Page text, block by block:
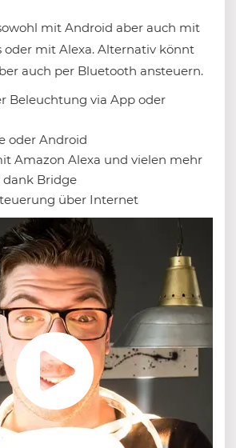
mit Android aber auch mit
oder mit Alexa. Alternativ könnt
auch per Bluetooth ansteuern.
Beleuchtung via App oder
oder Android
Amazon Alexa und vielen mehr
dank Bridge
über Internet